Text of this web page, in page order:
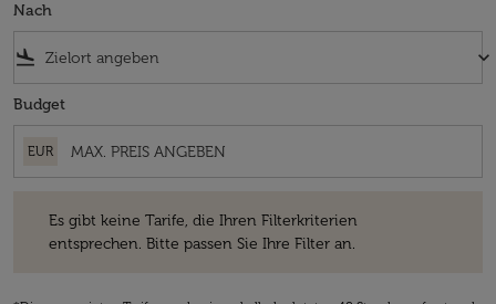
Nach
flight_land keyboard_arrow_down
Budget
EUR
Es gibt keine Tarife, die Ihren Filterkriterien
entsprechen. Bitte passen Sie Ihre Filter an.